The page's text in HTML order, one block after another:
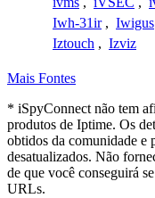
Iwh-31ir , Iwigus
Iztouch , Izviz
Mais Fontes
* iSpyConnect não tem
produtos de Iptime. Os
obtidos da comunidade e
desatualizados. Não
de que você conseguirá
URLs.